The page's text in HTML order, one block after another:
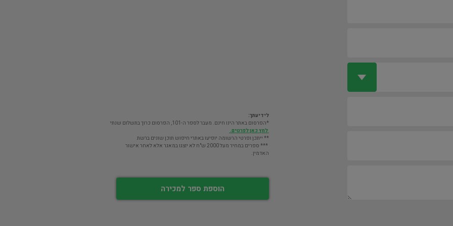
לידיעתך:
*הפרסום באתר הינו חינם. מעבר לספר ה-101, הפרסום כרוך בתשלום שנתי
לחץ כאן לפרטים.
** ייתכן ופרטי הרשומה יופיעו באתרי חיפוש תוכן שונים ברשת
*** ספרים במחיר מעל 2000 ש"ח לא יוצגו במאגר אלא לאחר אישור
האדמין.
הוספת ספר למכירה